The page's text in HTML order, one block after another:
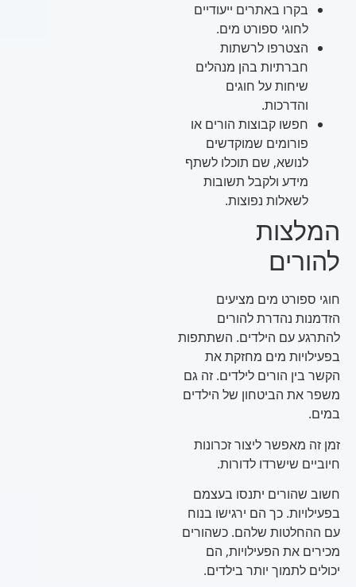
בקרו באתרים ייעודיים
לחוגי ספורט מים.
הצטרפו לרשתות
חברתיות בהן מנהלים
שיחות על חוגים
והדרכות.
חפשו קבוצות הורים או
פורומים שמוקדשים
לנושא, שם תוכלו לשתף
מידע ולקבל תשובות
לשאלות נפוצות.
המלצות
להורים
חוגי ספורט מים מציעים
הזדמנות נהדרת להורים
להתרגע עם הילדים. השתתפות
בפעילויות מים מחזקת את
הקשר בין הורים לילדים. זה גם
משפר את הביטחון של הילדים
במים.
זמן זה מאפשר ליצור זכרונות
חיוביים שישרדו לדורות.
חשוב שהורים יתנסו בעצמם
בפעילויות. כך הם ירגישו בנוח
עם ההחלטות שלהם. כשהורים
מכירים את הפעילויות, הם
יכולים לתמוך יותר בילדים.